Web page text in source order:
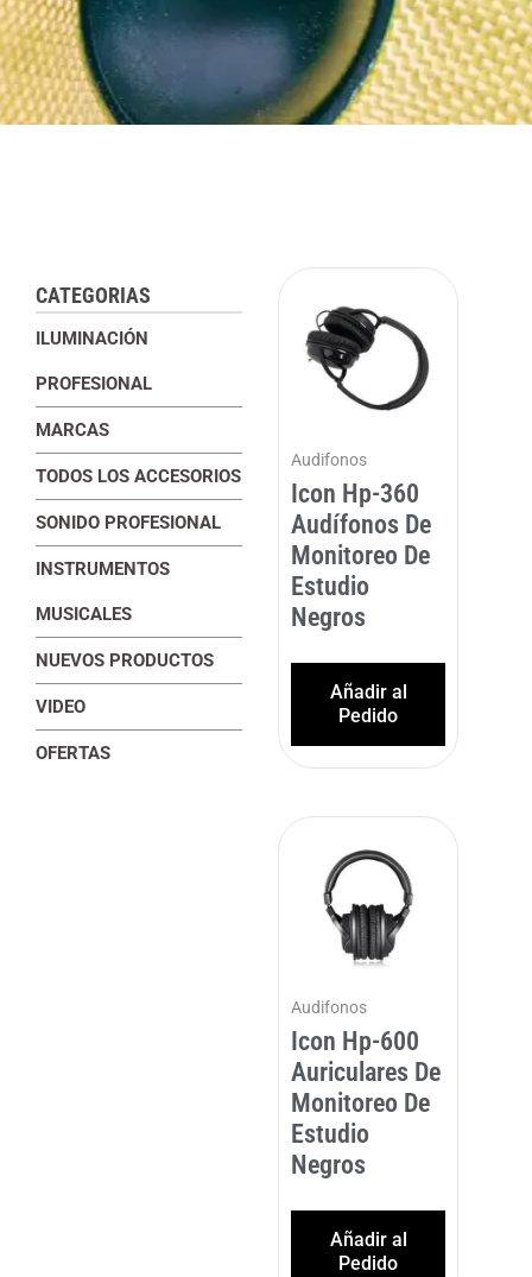
CATEGORIAS
ILUMINACIÓN
PROFESIONAL
MARCAS
TODOS LOS ACCESORIOS
SONIDO PROFESIONAL
INSTRUMENTOS
MUSICALES
NUEVOS PRODUCTOS
VIDEO
OFERTAS
Audifonos
Icon Hp-360
Audífonos De
Monitoreo De
Estudio
Negros
Añadir al
Pedido
Audifonos
Icon Hp-600
Auriculares De
Monitoreo De
Estudio
Negros
Añadir al
Pedido